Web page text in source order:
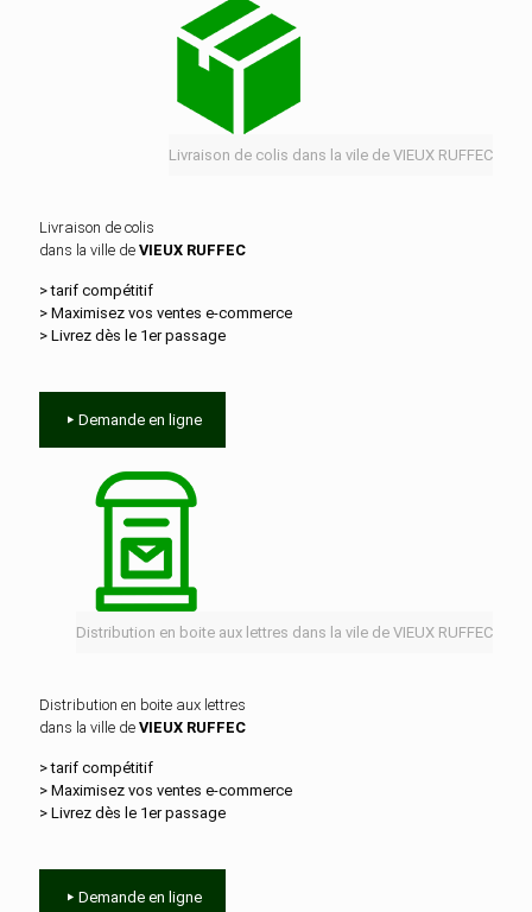
Livraison de colis dans la vile de VIEUX RUFFEC
Livraison de colis
dans la ville de VIEUX RUFFEC
> tarif compétitif
> Maximisez vos ventes e‑commerce
> Livrez dès le 1er passage
Demande en ligne
Distribution en boite aux lettres dans la vile de VIEUX RUFFEC
Distribution en boite aux lettres
dans la ville de VIEUX RUFFEC
> tarif compétitif
> Maximisez vos ventes e‑commerce
> Livrez dès le 1er passage
Demande en ligne